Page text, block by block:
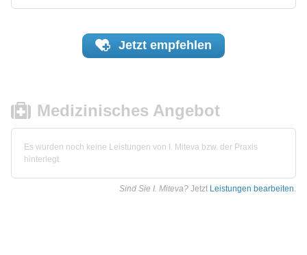
Jetzt empfehlen
Medizinisches Angebot
Es wurden noch keine Leistungen von I. Miteva bzw. der Praxis
hinterlegt.
Sind Sie I. Miteva? Jetzt Leistungen bearbeiten.